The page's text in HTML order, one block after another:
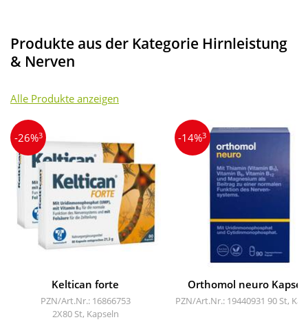
Produkte aus der Kategorie Hirnleistung
& Nerven
Alle Produkte anzeigen
-26%3
Keltican forte
PZN/Art.Nr.: 16866753
2X80 St, Kapseln
-14%3
Orthomol neuro
PZN/Art.Nr.: 19440931 90 St,